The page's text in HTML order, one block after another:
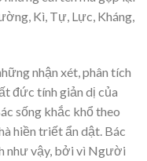
Kì, Tự, Lực, Kháng,
nhận xét, phân tích
đức tính giản dị của
sống khắc khổ theo
hiền triết ẩn dật. Bác
như vậy, bởi vì Người